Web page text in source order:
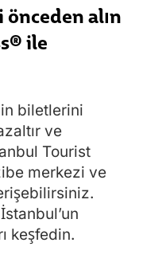
alın
ile
biletlerini
ve
Tourist
merkezi ve
keşfedin.